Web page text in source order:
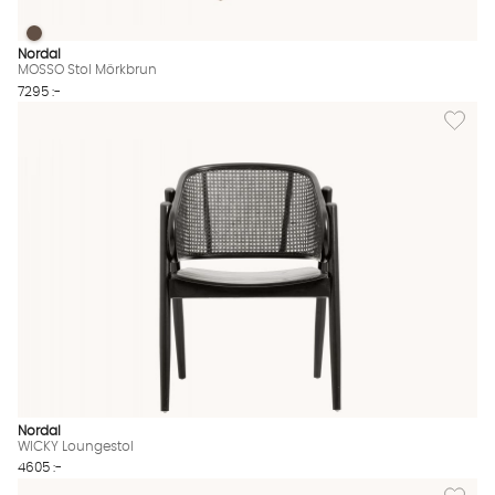
MOSSO Stol Mörkbrun Finns även i dessa färger:
MOSSO Stol Mörkbrun
Nordal
MOSSO Stol Mörkbrun
7295 :-
Lägg
Nordal
WICKY Loungestol
4605 :-
Lägg